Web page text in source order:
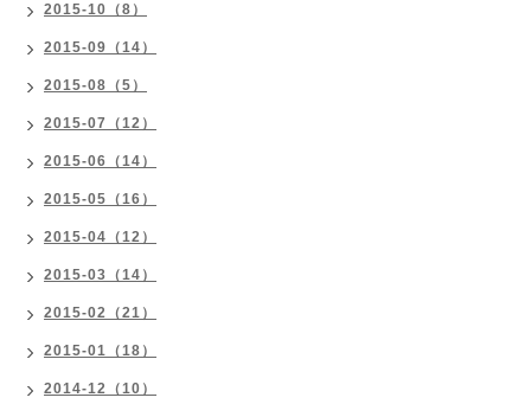
2015-10（8）
2015-09（14）
2015-08（5）
2015-07（12）
2015-06（14）
2015-05（16）
2015-04（12）
2015-03（14）
2015-02（21）
2015-01（18）
2014-12（10）